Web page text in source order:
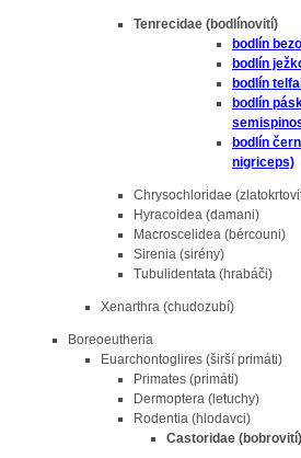
Tenrecidae (bodlínovití)
bodlín
bodlín
bodlín
bodlín
bodlín
nigriceps)
Chrysochloridae
Hyracoidea (damani)
Macroscelidea (bércouni)
Sirenia (sirény)
Tubulidentata (hrabáči)
Xenarthra (chudozubí)
Boreoeutheria
Euarchontoglires (širší primáti)
Primates (primáti)
Dermoptera (letuchy)
Rodentia (hlodavci)
Castoridae (bobrovití)